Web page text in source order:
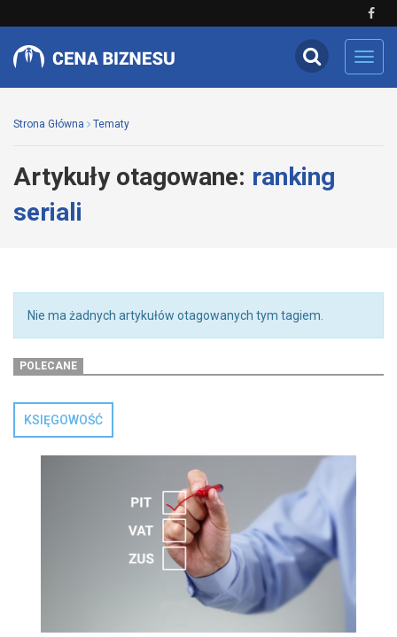
Strona Główna Tematy
Artykuły otagowane: ranking
seriali
Nie ma żadnych artykułów otagowanych tym tagiem.
POLECANE
KSIĘGOWOŚĆ